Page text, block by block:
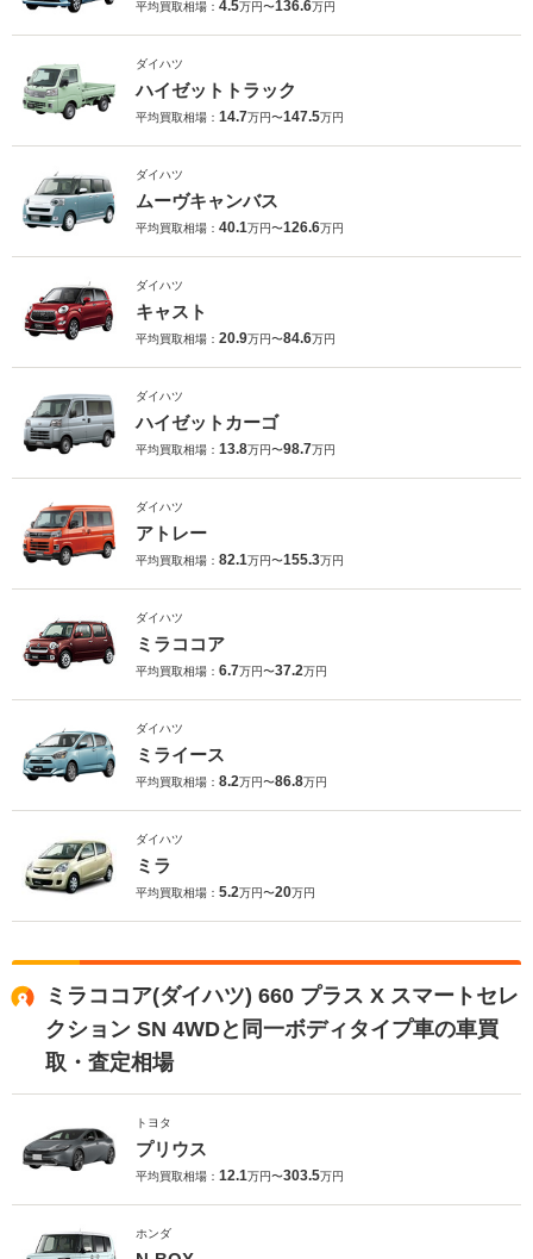
平均買取相場： 4.5万円〜136.6万円
ダイハツ
ハイゼットトラック
平均買取相場： 14.7万円〜147.5万円
ダイハツ
ムーヴキャンバス
平均買取相場： 40.1万円〜126.6万円
ダイハツ
キャスト
平均買取相場： 20.9万円〜84.6万円
ダイハツ
ハイゼットカーゴ
平均買取相場： 13.8万円〜98.7万円
ダイハツ
アトレー
平均買取相場： 82.1万円〜155.3万円
ダイハツ
ミラココア
平均買取相場： 6.7万円〜37.2万円
ダイハツ
ミライース
平均買取相場： 8.2万円〜86.8万円
ダイハツ
ミラ
平均買取相場： 5.2万円〜20万円
ミラココア(ダイハツ) 660 プラス X スマートセレ
クション SN 4WDと同一ボディタイプ車の車買
取・査定相場
トヨタ
プリウス
平均買取相場： 12.1万円〜303.5万円
ホンダ